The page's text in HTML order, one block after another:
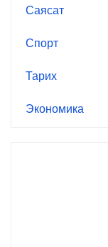
Саясат
Спорт
Тарих
Экономика